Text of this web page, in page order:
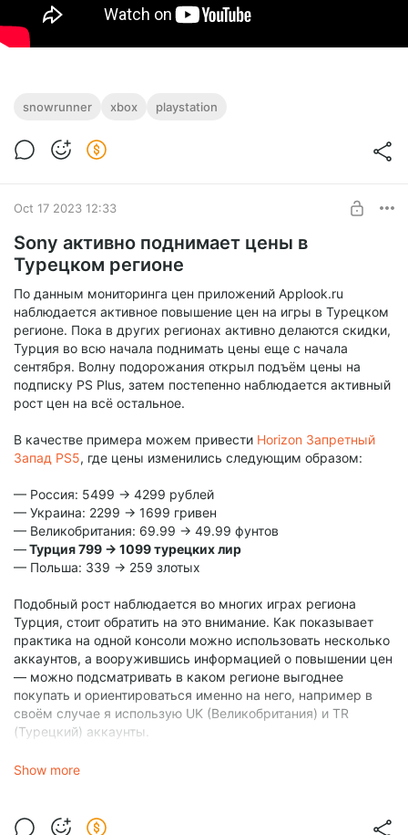
snowrunner xbox playstation
Oct 17 2023 12:33
Sony активно поднимает цены в
Турецком регионе
По данным мониторинга цен приложений Applook.ru
наблюдается активное повышение цен на игры в Турецком
регионе. Пока в других регионах активно делаются скидки,
Турция во всю начала поднимать цены еще с начала
сентября. Волну подорожания открыл подъём цены на
подписку PS Plus, затем постепенно наблюдается активный
рост цен на всё остальное.
В качестве примера можем привести Horizon Запретный
Запад PS5, где цены изменились следующим образом:
— Россия: 5499 -> 4299 рублей
— Украина: 2299 -> 1699 гривен
— Великобритания: 69.99 -> 49.99 фунтов
—Турция 799 -> 1099 турецких лир
— Польша: 339 -> 259 злотых
Подобный рост наблюдается во многих играх региона
Турция, стоит обратить на это внимание. Как показывает
практика на одной консоли можно использовать несколько
аккаунтов, а вооружившись информацией о повышении цен
— можно подсматривать в каком регионе выгоднее
покупать и ориентироваться именно на него, например в
своём случае я использую UK (Великобритания) и TR
(Турецкий) аккаунты.
Даже на фоне повышения цен — турецкие пока еще более
выгоднее и действовать можно по ситуации для получения
Show more